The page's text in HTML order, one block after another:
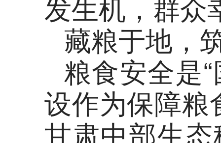
藏粮于地，
粮食安全是
设作为保障粮
甘肃中部生